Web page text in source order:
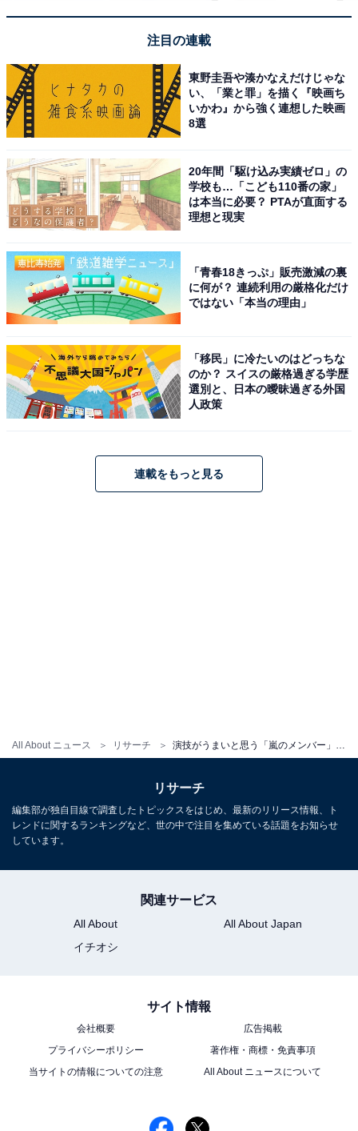
All About ニュース リサーチ
1位は、日曜劇場『VIVANT』（TBS系）に出演している
二宮和也さんがランクイン。10月スタートの月9ドラマ
『ONE DAY～聖夜のから騒ぎ～』（フジテレビ系）で
は、大沢たかおさん、中谷美紀さんとともにトリプル主
演を務めることでも話題となっています。
また、2022年12月に公開された映画『ラーゲリより愛を
込めて』では、高い演技力が評価されて日本アカデミー
『硫黄島からの手紙』に出演するなど、日本を代表する
実力派俳優の1人です。
と言うより俳優」（50代女性）、「色々な映画やドラマ
に出演していて、見ていて、役にひきこまれるから」
（20代女性）、「アカデミー俳優だからこそ演技に惹き
※回答コメントは原文ママです
バラエティ力が高いと思う「嵐のメンバー」ラ
ンキング！ 「二宮和也」VS「相葉雅紀」、1位
はどっち？
注目の連載
東野圭吾や湊かなえだけじゃな
い、「業と罪」を描く『映画ち
いかわ』から強く連想した映画
8選
20年間「駆け込み実績ゼロ」の
学校も…「こども110番の家」
は本当に必要？ PTAが直面する
理想と現実
「青春18きっぷ」販売激減の裏
に何が？ 連続利用の厳格化だけ
ではない「本当の理由」
「移民」に冷たいのはどっちな
のか？ スイスの厳格過ぎる学歴
選別と、日本の曖昧過ぎる外国
人政策
連載をもっと見る
リサーチ
編集部が独自目線で調査したトピックスをはじめ、最新のリリース情報、ト
レンドに関するランキングなど、世の中で注目を集めている話題をお知らせ
しています。
関連サービス
All About
All About Japan
イチオシ
サイト情報
会社概要
広告掲載
プライバシーポリシー
著作権・商標・免責事項
当サイトの情報についての注意
All About ニュースについて